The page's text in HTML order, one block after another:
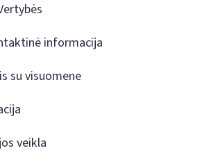
informacija
su visuomene
veikla